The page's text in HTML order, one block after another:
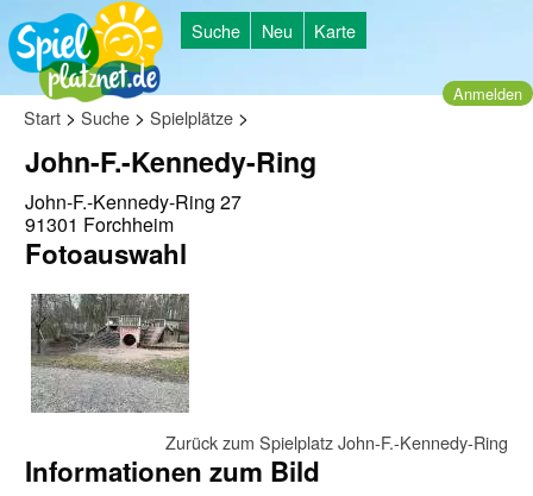
Suche Neu Karte
Anmelden
Start > Suche > Spielplätze >
John-F.-Kennedy-Ring
John-F.-Kennedy-Ring 27
91301 Forchheim
Fotoauswahl
Zurück zum Spielplatz John-F.-Kennedy-Ring
Informationen zum Bild